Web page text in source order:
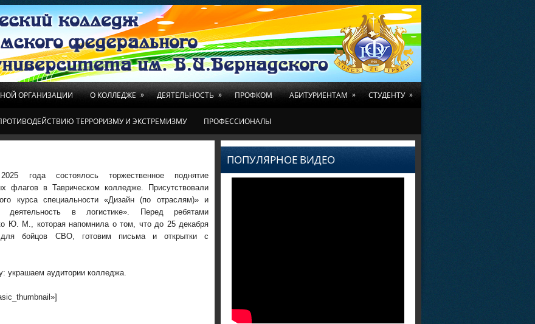
ОРГАНИЗАЦИИ О КОЛЛЕДЖЕ » ДЕЯТЕЛЬНОСТЬ » ПРОФКОМ АБИТУРИЕНТАМ » СТУДЕНТУ »
ТЕРРОРИЗМУ И ЭКСТРЕМИЗМУ ПРОФЕССИОНАЛЫ
года состоялось торжественное поднятие
флагов в Таврическом колледже. Присутствовали
курса специальности «Дизайн (по отраслям)» и
деятельность в логистике». Перед ребятами
Ю. М., которая напомнила о том, что до 25 декабря
бойцов СВО, готовим письма и открытки с
украшаем аудитории колледжа.
ПОПУЛЯРНОЕ ВИДЕО